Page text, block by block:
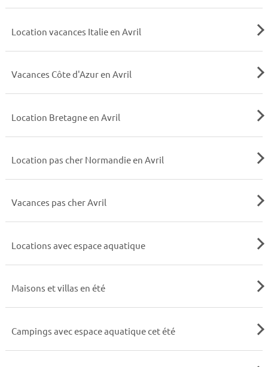
Location vacances Italie en Avril
Vacances Côte d'Azur en Avril
Location Bretagne en Avril
Location pas cher Normandie en Avril
Vacances pas cher Avril
Locations avec espace aquatique
Maisons et villas en été
Campings avec espace aquatique cet été